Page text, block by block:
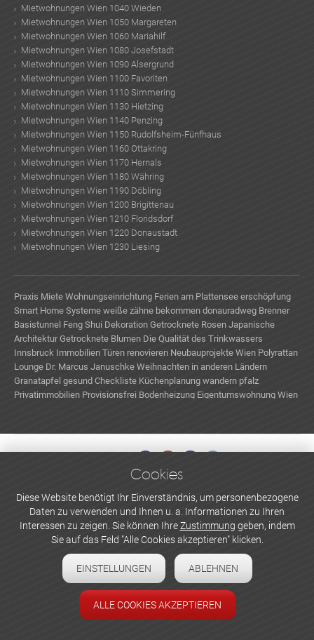
Mietwohnungen Wien 1040 Wieden
Mietwohnungen Wien 1050 Margareten
Mietwohnungen Wien 1060 Mariahilf
Mietwohnungen Wien 1080 Josefstadt
Mietwohnungen Wien 1090 Alsergrund
Mietwohnungen Wien 1100 Favoriten
Mietwohnungen Wien 1110 Simmering
Mietwohnungen Wien 1130 Hietzing
Mietwohnungen Wien 1140 Penzing
Mietwohnungen Wien 1150 Rudolfsheim-Fünfhaus
Mietwohnungen Wien 1160 Ottakring
Mietwohnungen Wien 1170 Hernals
Mietwohnungen Wien 1180 Währing
Mietwohnungen Wien 1190 Döbling
Mietwohnungen Wien 1200 Brigittenau
Mietwohnungen Wien 1210 Floridsdorf
Mietwohnungen Wien 1220 Donaustadt
Mietwohnungen Wien 1230 Liesing
Praxis Miete Wohnungseinrichtung Ferien am Plattensee erschöpfung
Smart Home Systeme weiße zähne bekommen donauradweg Brenner
Basistunnel Feng Shui Dekoration Getrocknete Rosen Japanische
Architektur Getrocknete Blumen Die Qualität des Trinkwassers
Innsbruck Immobilien Türen renovieren Neubauprojekte Wien Polyrattan
Lounge Dr. Marcus Januschke Weihnachten in anderen Ländern
Granatapfel gesund Checkliste Küchenplanung wandern pfalz
Privatimmobilien Provisionsfrei Bodenheizung Eigentumswohnung Wien
WERBEN UND INSERIEREN
Newsletter abonnieren
Datenschutzerklärung
Cookie-Einstellungen
Cookies
Diese Website benötigt Ihr Einverständnis, um personenbezogene
Daten zu verwenden und Ihnen u. a. Informationen zu Ihren
Interessen zu zeigen. Sie können IhreZustimmung geben, indem
Sie auf das Feld "Alle Cookies akzeptieren" klicken.
EINSTELLUNGEN ABLEHNEN
ALLE COOKIES AKZEPTIEREN